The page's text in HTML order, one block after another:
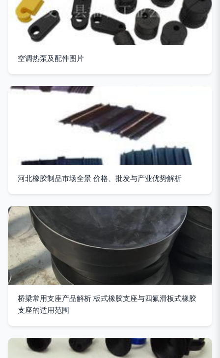
空调热泵及配件图片
河北橡胶制品市场全景 价格、批发与产业优势解析
桥梁常用支座产品解析 板式橡胶支座与四氟滑板式橡胶
支座的适用范围